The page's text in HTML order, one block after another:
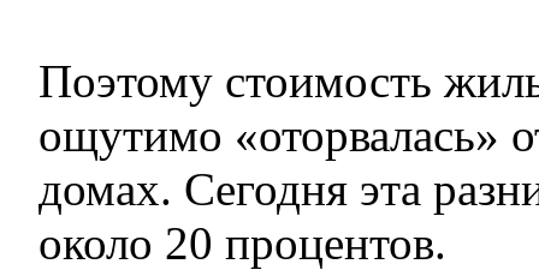
Поэтому стоимость
ощутимо «оторвалась»
домах. Сегодня эта
около 20 процентов.